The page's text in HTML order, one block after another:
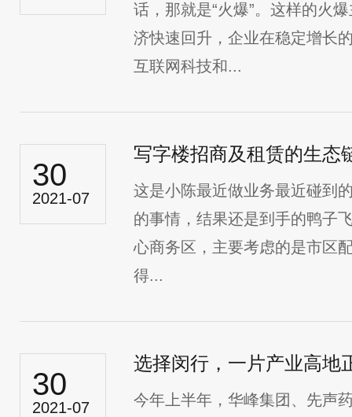
话，那就是“火爆”。这样的火
济快速回升，企业在稳定增长
互联网科技和...
30
2021-07
写字楼招商及租赁的生态
这是小陈最近做业务最近碰到
的事情，结果还是到手的鸭子
心商务区，主要考虑的是市区
得...
30
2021-07
选择闵行，一片产业高地
今年上半年，华峰集团、先声